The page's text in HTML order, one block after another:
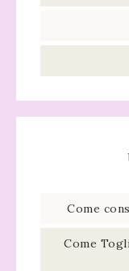
Come
Come